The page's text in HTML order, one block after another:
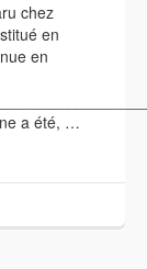
chez
en
en
a été, …